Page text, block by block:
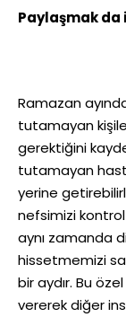
Paylaşmak da
Ramazan
tutamayan
gerektiğini
tutamayan
yerine
nefsimizi
aynı zamanda
hissetmemizi
bir aydır. Bu
vererek diğer